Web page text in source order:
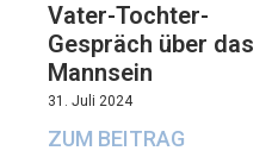
Vater-Tochter-
Gespräch über das
Mannsein
31. Juli 2024
ZUM BEITRAG